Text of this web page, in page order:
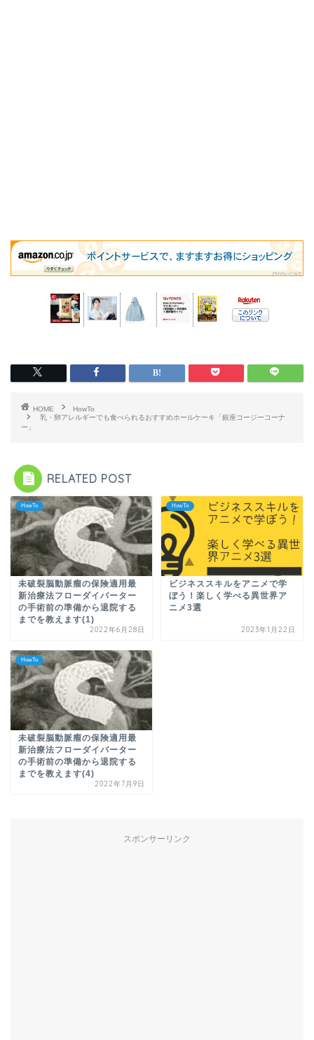
HOME
HowTo
乳・卵アレルギーでも食べられるおすすめホールケーキ「銀座コージーコーナ
ー」
RELATED POST
HowTo
未破裂脳動脈瘤の保険適用最
新治療法フローダイバーター
の手術前の準備から退院する
までを教えます(1)
2022年6月28日
HowTo
ビジネススキルをアニメで学
ぼう！楽しく学べる異世界ア
ニメ3選
2023年1月22日
HowTo
未破裂脳動脈瘤の保険適用最
新治療法フローダイバーター
の手術前の準備から退院する
までを教えます(4)
2022年7月9日
スポンサーリンク